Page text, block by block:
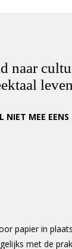
naar
NIET MEE EENS
papier in
met de